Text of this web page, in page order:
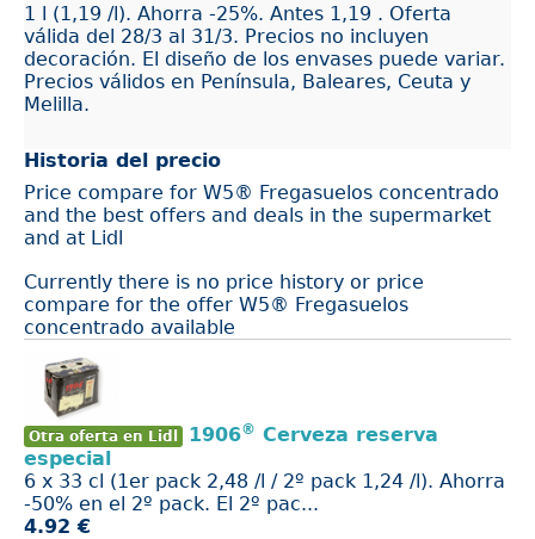
1 l (1,19 /l). Ahorra -25%. Antes 1,19 . Oferta
válida del 28/3 al 31/3. Precios no incluyen
decoración. El diseño de los envases puede variar.
Precios válidos en Península, Baleares, Ceuta y
Melilla.
Historia del precio
Price compare for W5® Fregasuelos concentrado
and the best offers and deals in the supermarket
and at Lidl
Currently there is no price history or price
compare for the offer W5® Fregasuelos
concentrado available
Otra oferta en Lidl 1906® Cerveza reserva
especial
6 x 33 cl (1er pack 2,48 /l / 2º pack 1,24 /l). Ahorra
-50% en el 2º pack. El 2º pac...
4.92 €